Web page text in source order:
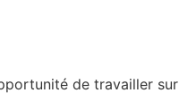
de travailler sur